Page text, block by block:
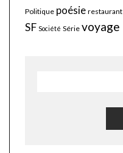
Politique poésie restaurant
SF Société Série voyage